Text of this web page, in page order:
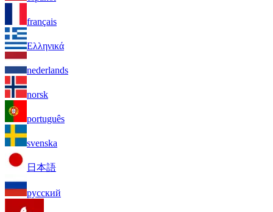
français
Ελληνικά
nederlands
norsk
português
svenska
日本語
русский